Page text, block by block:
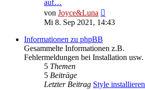
auf…
von Joyce&Luna
Beitrag
Mi 8. Sep 2021, 14:43
Informationen zu phpBB
Gesammelte Informationen z.B.
Fehlermeldungen bei Installation usw.
5 Themen
5 Beiträge
Letzter Beitrag Style installieren